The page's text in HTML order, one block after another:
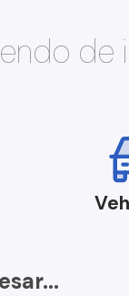
de